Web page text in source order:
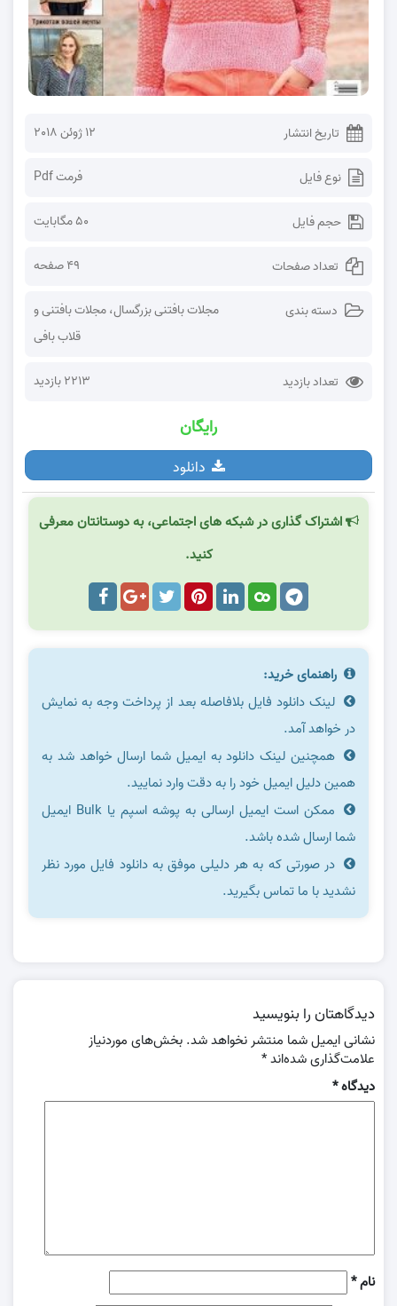
تاریخ انتشار 12 ژوئن 2018
نوع فایل فرمت Pdf
حجم فایل 50 مگابایت
تعداد صفحات 49 صفحه
دسته بندی مجلات بافتنی بزرگسال،مجلات بافتنی و
قلاب بافی
تعداد بازدید 2213 بازدید
رایگان
دانلود
اشتراک گذاری در شبکه های اجتماعی، به دوستانتان معرفی
کنید.
راهنمای خرید:
لینک دانلود فایل بلافاصله بعد از پرداخت وجه به نمایش
در خواهد آمد.
همچنین لینک دانلود به ایمیل شما ارسال خواهد شد به
همین دلیل ایمیل خود را به دقت وارد نمایید.
ممکن است ایمیل ارسالی به پوشه اسپم یا Bulk ایمیل
شما ارسال شده باشد.
در صورتی که به هر دلیلی موفق به دانلود فایل مورد نظر
نشدید با ما تماس بگیرید.
دیدگاهتان را بنویسید
نشانی ایمیل شما منتشر نخواهد شد. بخش‌های موردنیاز
علامت‌گذاری شده‌اند*
دیدگاه*
نام*